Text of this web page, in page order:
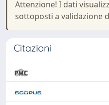
Attenzione! I dati
sottoposti a validazione
Citazioni